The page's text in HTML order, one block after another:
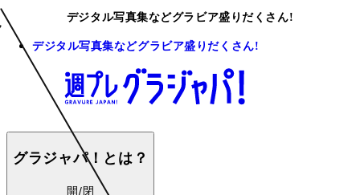
デジタル写真集などグラビア盛りだくさん!
デジタル写真集などグラビア盛りだくさん!
グラジャパ！とは？
開/閉